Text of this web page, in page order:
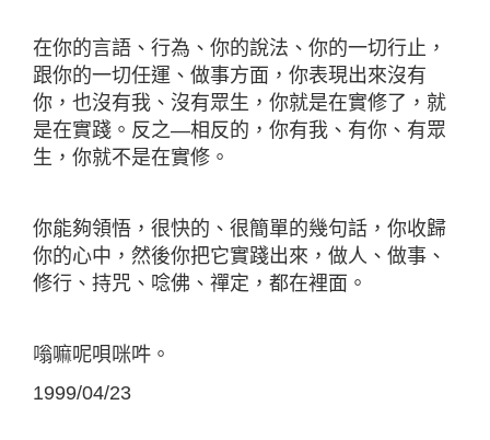
在你的言語、行為、你的說法、你的一切行止，
跟你的一切任運、做事方面，你表現出來沒有
你，也沒有我、沒有眾生，你就是在實修了，就
是在實踐。反之—相反的，你有我、有你、有眾
生，你就不是在實修。
你能夠領悟，很快的、很簡單的幾句話，你收歸
你的心中，然後你把它實踐出來，做人、做事、
修行、持咒、唸佛、禪定，都在裡面。
嗡嘛呢唄咪吽。
1999/04/23